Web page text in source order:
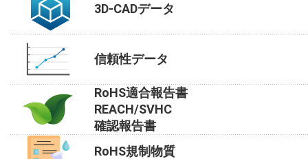
3D-CADデータ
信頼性データ
RoHS適合報告書
REACH/SVHC
確認報告書
RoHS規制物質